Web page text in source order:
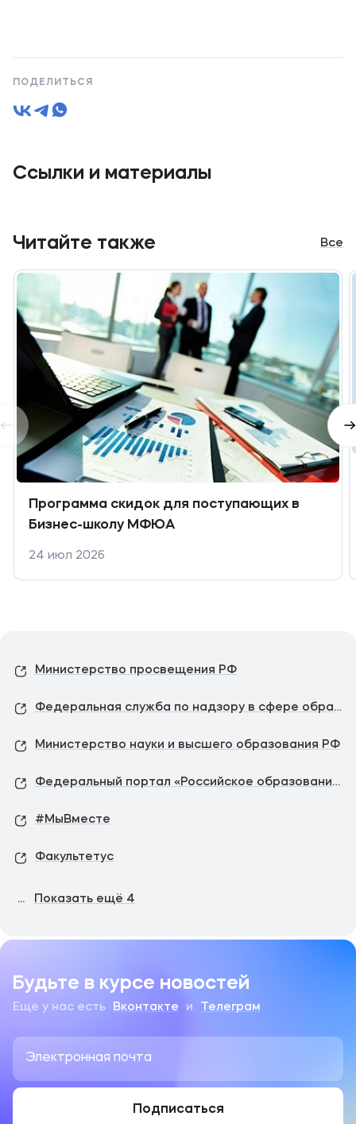
ПОДЕЛИТЬСЯ
Ссылки и материалы
Читайте также Все
Программа скидок для поступающих в
Бизнес-школу МФЮА
24 июл 2026
Министерство просвещения РФ
Федеральная служба по надзору в сфере образования и науки
Министерство науки и высшего образования РФ
Федеральный портал «Российское образование»
#МыВместе
Факультетус
... Показать ещё 4
Будьте в курсе новостей
Еще у нас есть Вконтакте и Телеграм
Подписаться